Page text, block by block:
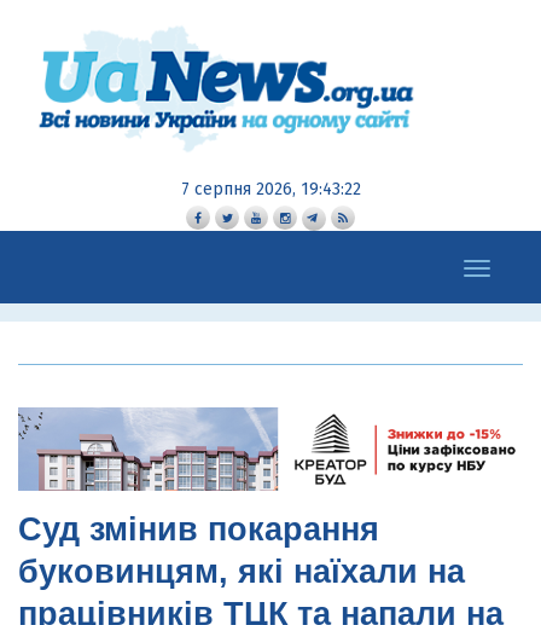
7 серпня 2026, 19:43:23
Toggle
navigation
Суд змінив покарання
буковинцям, які наїхали на
працівників ТЦК та напали на